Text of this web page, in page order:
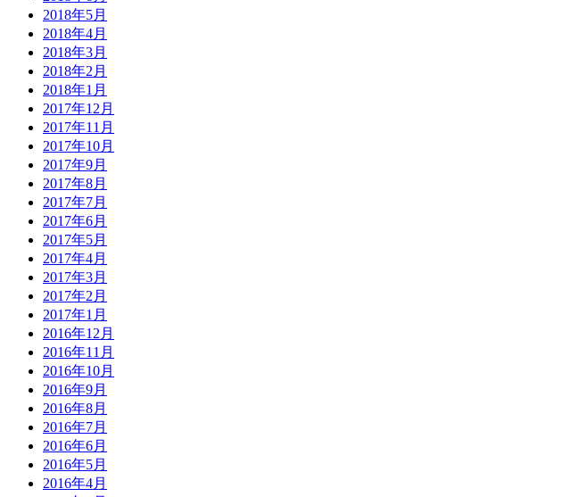
2018年5月
2018年4月
2018年3月
2018年2月
2018年1月
2017年12月
2017年11月
2017年10月
2017年9月
2017年8月
2017年7月
2017年6月
2017年5月
2017年4月
2017年3月
2017年2月
2017年1月
2016年12月
2016年11月
2016年10月
2016年9月
2016年8月
2016年7月
2016年6月
2016年5月
2016年4月